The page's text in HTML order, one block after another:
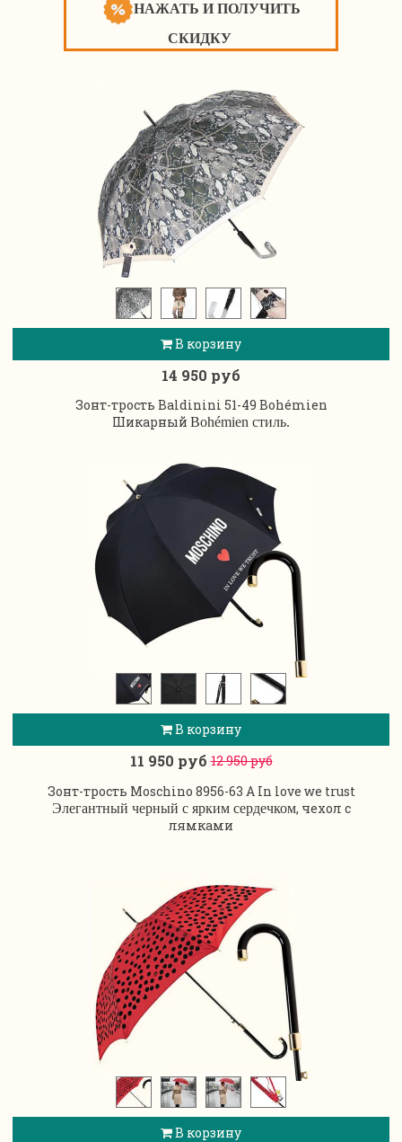
НАЖАТЬ И ПОЛУЧИТЬ
СКИДКУ
В корзину
14 950 руб
Зонт-трость Baldinini 51-49 Bohémien
Шикарный Bohémien стиль.
В корзину
11 950 руб12 950 руб
Зонт-трость Moschino 8956-63 A In love we trust
Элегантный черный с ярким сердечком, чехол с
лямками
В корзину